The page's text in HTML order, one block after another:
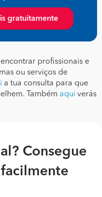
gratuitamente
profissionais e
ou serviços de
a tua consulta para que
Também aqui verás
Consegue